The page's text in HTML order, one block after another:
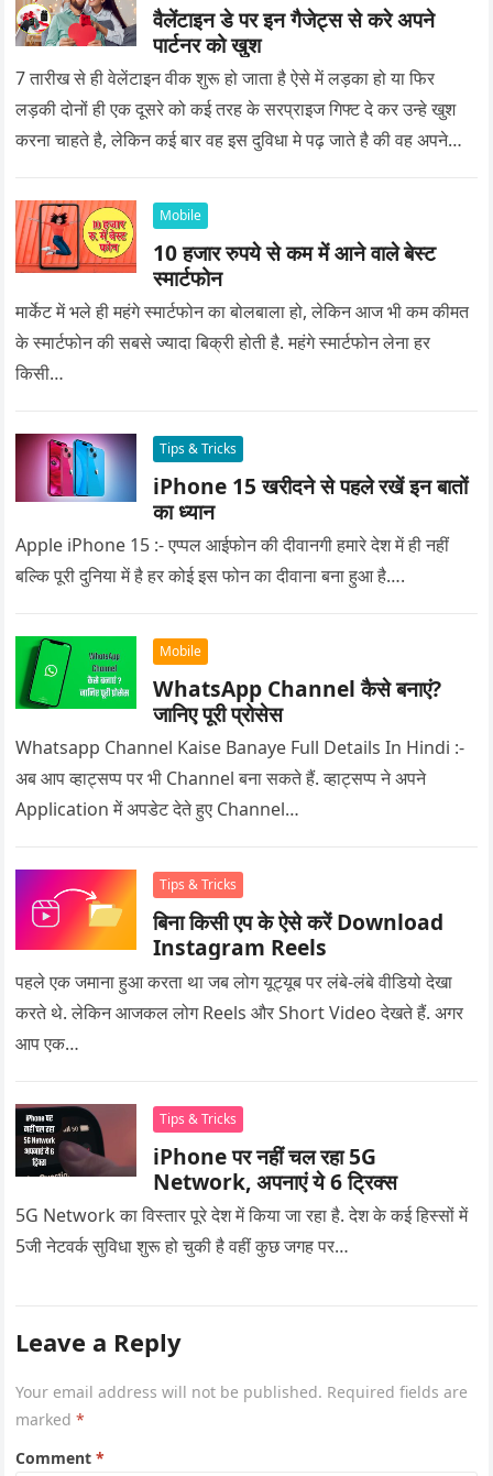
वैलेंटाइन डे पर इन गैजेट्स से करे अपने
पार्टनर को खुश
7 तारीख से ही वेलेंटाइन वीक शुरू हो जाता है ऐसे में लड़का हो या फिर
लड़की दोनों ही एक दूसरे को कई तरह के सरप्राइज गिफ्ट दे कर उन्हे खुश
करना चाहते है, लेकिन कई बार वह इस दुविधा मे पढ़ जाते है की वह अपने
Mobile
10 हजार रुपये से कम में आने वाले बेस्ट
स्मार्टफोन
मार्केट में भले ही महंगे स्मार्टफोन का बोलबाला हो, लेकिन आज भी कम कीमत
के स्मार्टफोन की सबसे ज्यादा बिक्री होती है. महंगे स्मार्टफोन लेना हर
किसी…
Tips & Tricks
iPhone 15 खरीदने से पहले रखें इन बातों
का ध्यान
Apple iPhone 15 :- एप्पल आईफोन की दीवानगी हमारे देश में ही नहीं
बल्कि पूरी दुनिया में है हर कोई इस फोन का दीवाना बना हुआ है….
Mobile
WhatsApp Channel कैसे बनाएं?
जानिए पूरी प्रोसेस
Whatsapp Channel Kaise Banaye Full Details In Hindi :-
अब आप व्हाट्सप्प पर भी Channel बना सकते हैं. व्हाट्सप्प ने अपने
Application में अपडेट देते हुए Channel…
Tips & Tricks
बिना किसी एप के ऐसे करें Download
Instagram Reels
पहले एक जमाना हुआ करता था जब लोग यूट्यूब पर लंबे-लंबे वीडियो देखा
करते थे. लेकिन आजकल लोग Reels और Short Video देखते हैं. अगर
आप एक…
Tips & Tricks
iPhone पर नहीं चल रहा 5G
Network, अपनाएं ये 6 ट्रिक्स
5G Network का विस्तार पूरे देश में किया जा रहा है. देश के कई हिस्सों में
5जी नेटवर्क सुविधा शुरू हो चुकी है वहीं कुछ जगह पर…
Leave a Reply
Your email address will not be published. Required fields are
marked*
Comment*